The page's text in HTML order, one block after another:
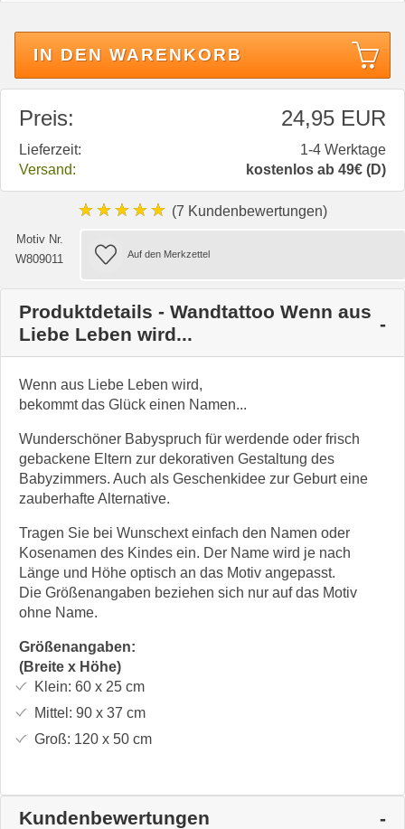
IN DEN WARENKORB
Preis: 24,95 EUR
Lieferzeit:
1-4 Werktage
Versand:
kostenlos ab 49€ (D)
★★★★★ (7 Kundenbewertungen)
Motiv Nr.
W809011
Produktdetails - Wandtattoo Wenn aus
Liebe Leben wird...
Wenn aus Liebe Leben wird,
bekommt das Glück einen Namen...
Wunderschöner Babyspruch für werdende oder frisch
gebackene Eltern zur dekorativen Gestaltung des
Babyzimmers. Auch als Geschenkidee zur Geburt eine
zauberhafte Alternative.
Tragen Sie bei Wunschext einfach den Namen oder
Kosenamen des Kindes ein. Der Name wird je nach
Länge und Höhe optisch an das Motiv angepasst.
Die Größenangaben beziehen sich nur auf das Motiv
ohne Name.
Größenangaben:
(Breite x Höhe)
Klein: 60 x 25cm
Mittel: 90 x 37 cm
Groß: 120 x 50cm
Kundenbewertungen